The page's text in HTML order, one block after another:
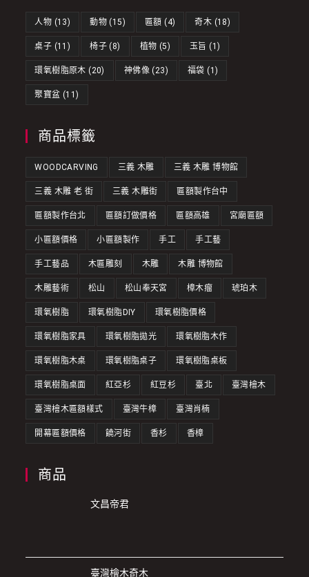
人物 (13) 動物 (15) 匾額 (4) 奇木 (18)
桌子 (11) 椅子 (8) 植物 (5) 玉旨 (1)
環氧樹脂原木 (20) 神佛像 (23) 福袋 (1)
聚寶盆 (11)
商品標籤
WOODCARVING 三義 木雕 三義 木雕 博物館
三義 木雕 老 街 三義 木雕街 匾額製作台中
匾額製作台北 匾額訂做價格 匾額高雄 宮廟匾額
小匾額價格 小匾額製作 手工 手工藝
手工藝品 木匾雕刻 木雕 木雕 博物館
木雕藝術 松山 松山奉天宮 樟木瘤 琥珀木
環氧樹脂 環氧樹脂DIY 環氧樹脂價格
環氧樹脂家具 環氧樹脂拋光 環氧樹脂木作
環氧樹脂木桌 環氧樹脂桌子 環氧樹脂桌板
環氧樹脂桌面 紅亞杉 紅豆杉 臺北 臺灣檜木
臺灣檜木匾額樣式 臺灣牛樟 臺灣肖楠
開幕匾額價格 饒河街 香杉 香樟
商品
文昌帝君
臺灣檜木奇木